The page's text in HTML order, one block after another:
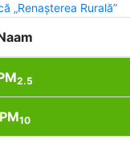
„Renașterea Rurală”
2.5
PM10